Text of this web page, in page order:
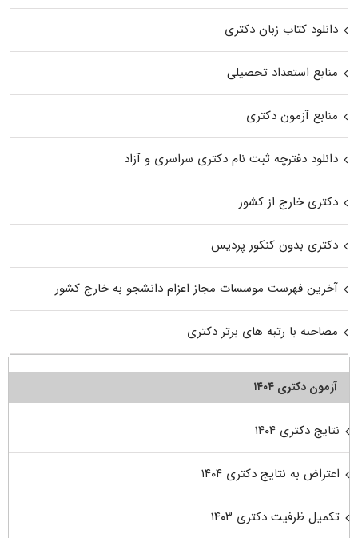
دانلود کتاب زبان دکتری
منابع استعداد تحصیلی
منابع آزمون دکتری
دانلود دفترچه ثبت نام دکتری سراسری و آزاد
دکتری خارج از کشور
دکتری بدون کنکور پردیس
آخرین فهرست موسسات مجاز اعزام دانشجو به خارج کشور
مصاحبه با رتبه های برتر دکتری
آزمون دکتری ۱۴۰۴
نتایج دکتری ۱۴۰۴
اعتراض به نتایج دکتری ۱۴۰۴
تکمیل ظرفیت دکتری ۱۴۰۳